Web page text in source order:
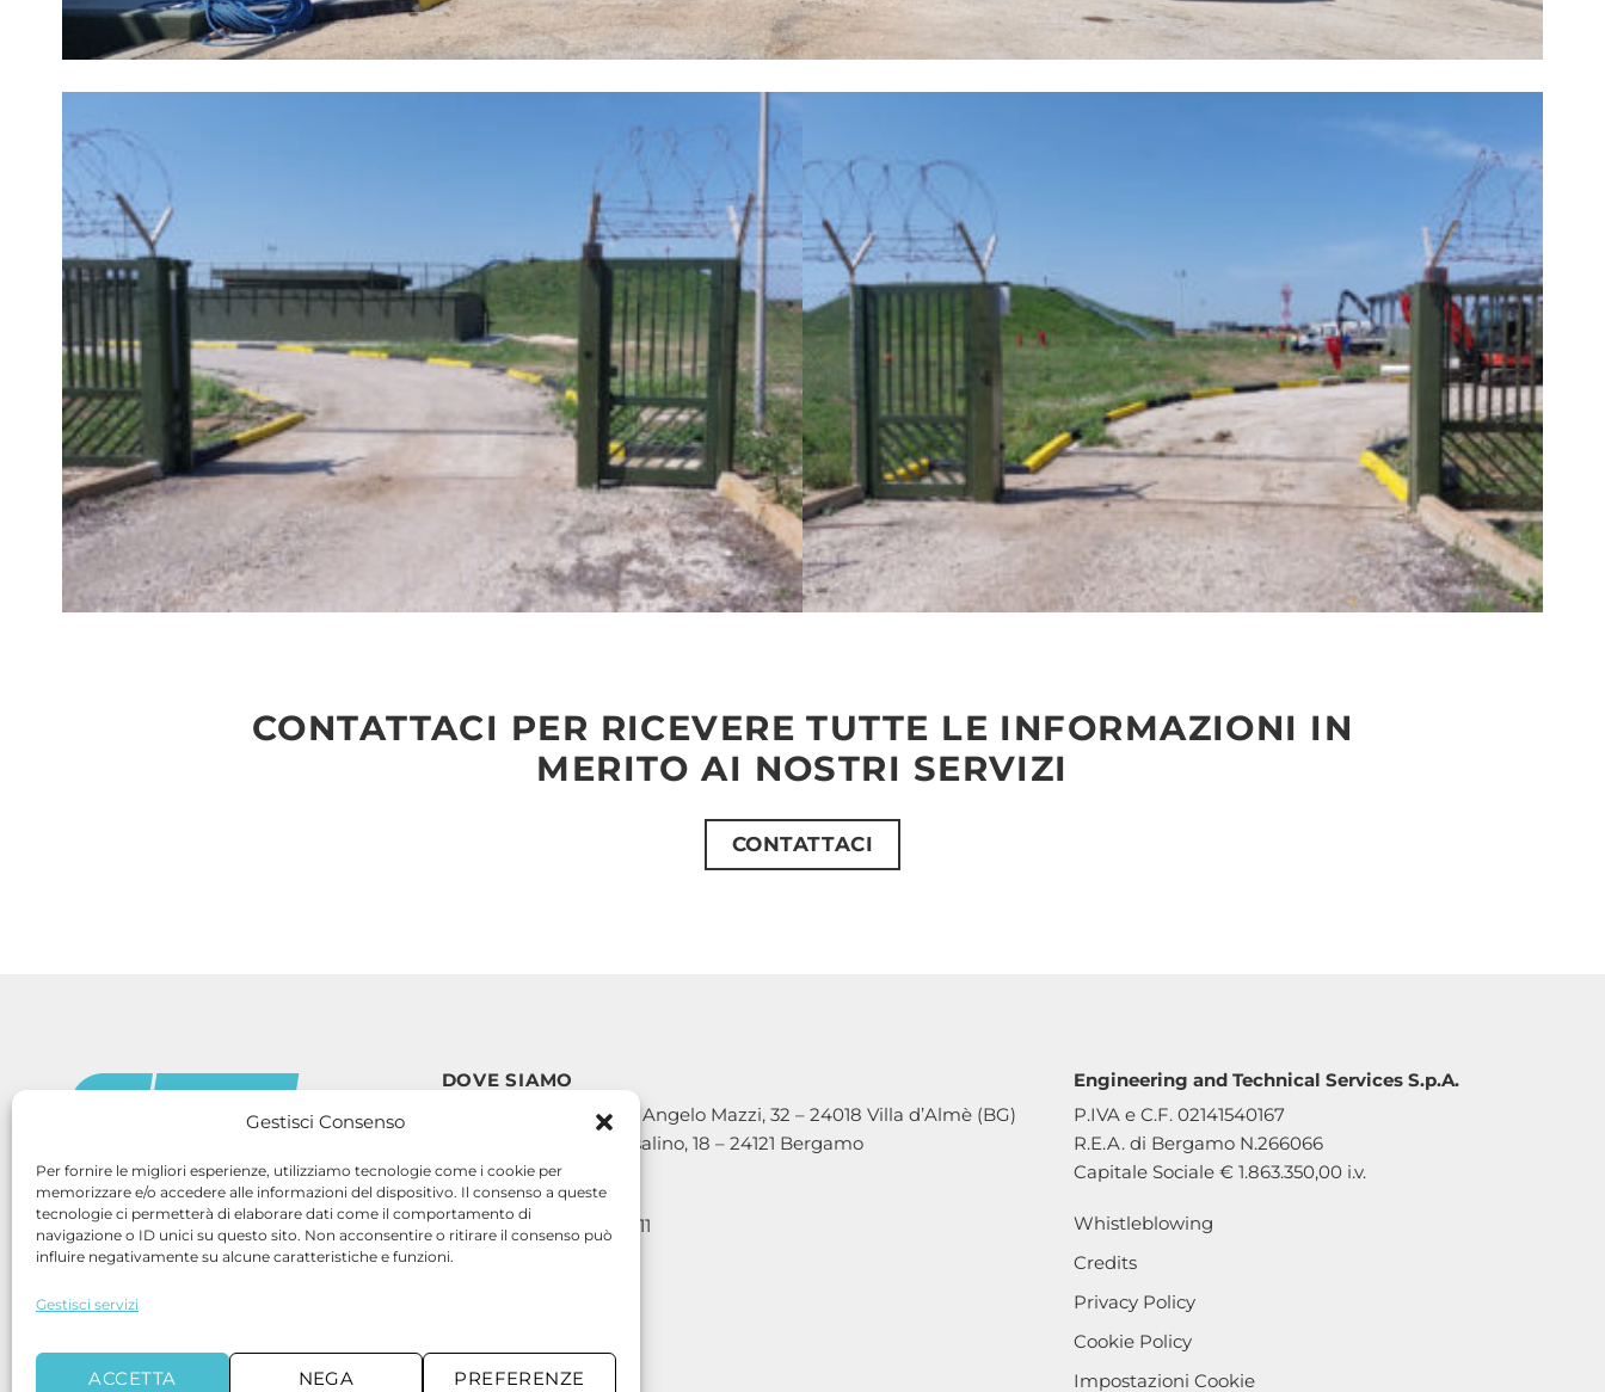
Gestisci Consenso
Per fornire le migliori esperienze, utilizziamo tecnologie come i cookie per
memorizzare e/o accedere alle informazioni del dispositivo. Il consenso a queste
tecnologie ci permetterà di elaborare dati come il comportamento di
navigazione o ID unici su questo sito. Non acconsentire o ritirare il consenso può
influire negativamente su alcune caratteristiche e funzioni.
Gestisci servizi
ACCETTA NEGA PREFERENZE
CONTATTACI PER RICEVERE TUTTE LE INFORMAZIONI IN
MERITO AI NOSTRI SERVIZI
CONTATTACI
Copyright 2026 ©
DOVE SIAMO
SEDE OPERATIVA: Via Angelo Mazzi, 32 – 24018 Villa d’Almè (BG)
SEDE LEGALE: Via Casalino, 18 – 24121 Bergamo
CONTATTI
Telefono: +39 035 6313111
Mail: info@etseng.it
Engineering and Technical Services S.p.A.
P.IVA e C.F. 02141540167
R.E.A. di Bergamo N.266066
Capitale Sociale € 1.863.350,00 i.v.
Whistleblowing
Credits
Privacy Policy
Cookie Policy
Impostazioni Cookie